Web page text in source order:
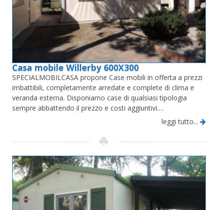
Casa mobile Willerby 600X300
SPECIALMOBILCASA propone Case mobili in offerta a prezzi
imbattibili, completamente arredate e complete di clima e
veranda esterna. Disponiamo case di qualsiasi tipologia
sempre abbattendo il prezzo e costi aggiuntivi.…
leggi tutto...